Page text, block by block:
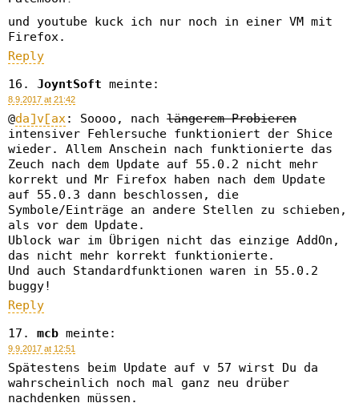
und youtube kuck ich nur noch in einer VM mit
Firefox.
Reply
JoyntSoft meinte:
8.9.2017 at 21:42
@da]v[ax: Soooo, nach längerem Probieren
intensiver Fehlersuche funktioniert der Shice
wieder. Allem Anschein nach funktionierte das
Zeuch nach dem Update auf 55.0.2 nicht mehr
korrekt und Mr Firefox haben nach dem Update
auf 55.0.3 dann beschlossen, die
Symbole/Einträge an andere Stellen zu schieben,
als vor dem Update.
Ublock war im Übrigen nicht das einzige AddOn,
das nicht mehr korrekt funktionierte.
Und auch Standardfunktionen waren in 55.0.2
buggy!
Reply
mcb meinte:
9.9.2017 at 12:51
Spätestens beim Update auf v 57 wirst Du da
wahrscheinlich noch mal ganz neu drüber
nachdenken müssen.